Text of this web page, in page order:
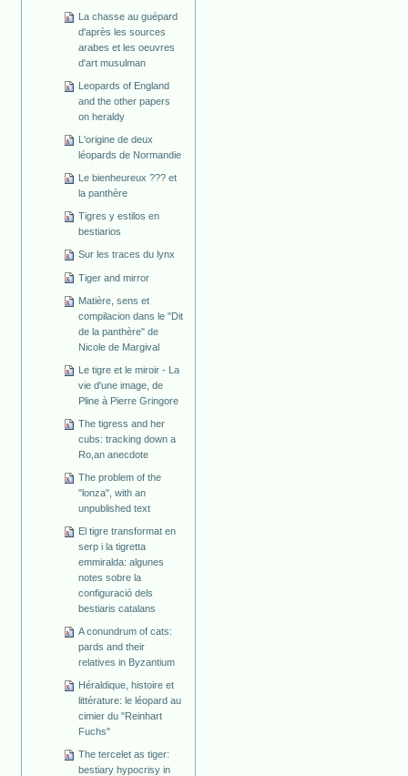
La chasse au guépard
d'après les sources
arabes et les oeuvres
d'art musulman
Leopards of England
and the other papers
on heraldy
L'origine de deux
léopards de Normandie
Le bienheureux ??? et
la panthère
Tigres y estilos en
bestiarios
Sur les traces du lynx
Tiger and mirror
Matière, sens et
compilacion dans le "Dit
de la panthère" de
Nicole de Margival
Le tigre et le miroir - La
vie d'une image, de
Pline à Pierre Gringore
The tigress and her
cubs: tracking down a
Ro,an anecdote
The problem of the
"lonza", with an
unpublished text
El tigre transformat en
serp i la tigretta
emmiralda: algunes
notes sobre la
configuració dels
bestiaris catalans
A conundrum of cats:
pards and their
relatives in Byzantium
Héraldique, histoire et
littérature: le léopard au
cimier du "Reinhart
Fuchs"
The tercelet as tiger:
bestiary hypocrisy in